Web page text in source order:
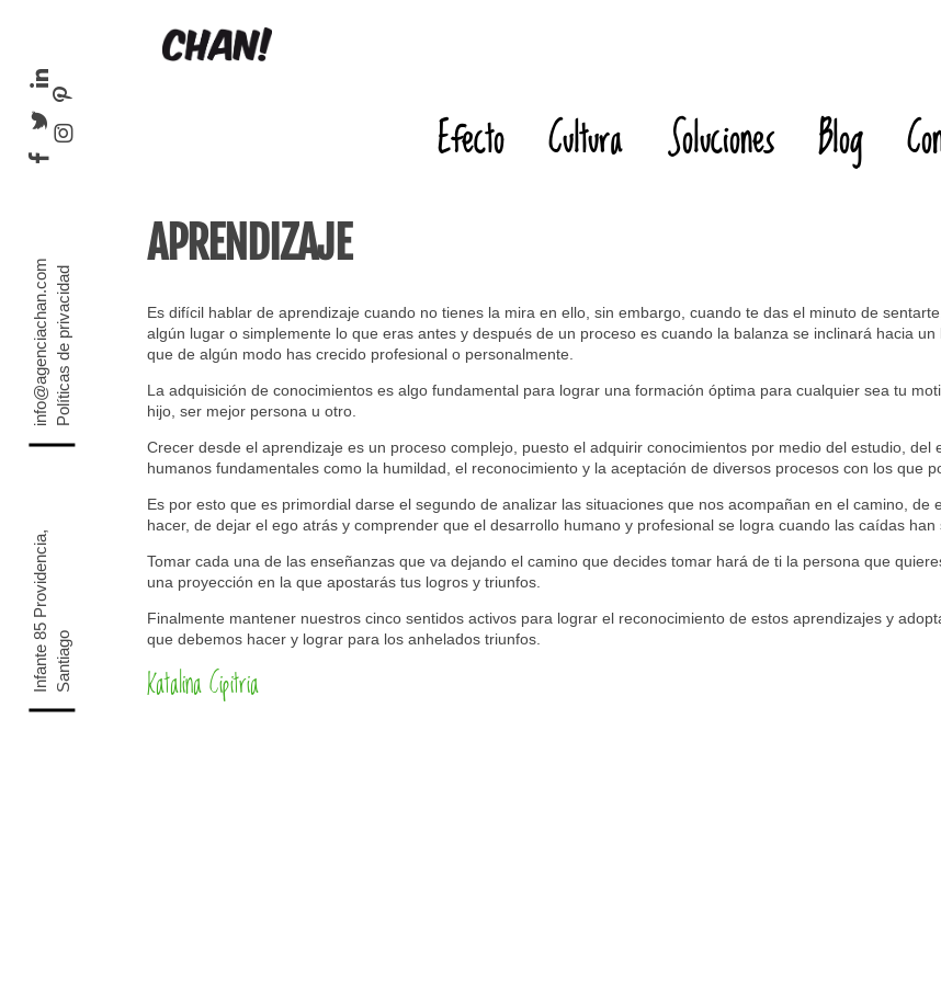
Efecto Cultura Soluciones Blog
APRENDIZAJE
Es difícil hablar de aprendizaje cuando no tienes la mira en ello, sin embargo, cuando te das el minuto de
algún lugar o simplemente lo que eras antes y después de un proceso es cuando la balanza se inclinará hacia
que de algún modo has crecido profesional o personalmente.
La adquisición de conocimientos es algo fundamental para lograr una formación óptima para cualquier sea tu
hijo, ser mejor persona u otro.
Crecer desde el aprendizaje es un proceso complejo, puesto el adquirir conocimientos por medio del estudio,
humanos fundamentales como la humildad, el reconocimiento y la aceptación de diversos procesos con los que
Es por esto que es primordial darse el segundo de analizar las situaciones que nos acompañan en el camino,
hacer, de dejar el ego atrás y comprender que el desarrollo humano y profesional se logra cuando las caídas han
Tomar cada una de las enseñanzas que va dejando el camino que decides tomar hará de ti la persona que
una proyección en la que apostarás tus logros y triunfos.
Finalmente mantener nuestros cinco sentidos activos para lograr el reconocimiento de estos aprendizajes y
que debemos hacer y lograr para los anhelados triunfos.
Katalina Cipitria
I
n
f
a
n
t
e8
5
P
r
o
v
i
d
e
n
c
i
a
,
S
a
n
t
i
a
go
info@agenciachan.comPolíticas de privacidad